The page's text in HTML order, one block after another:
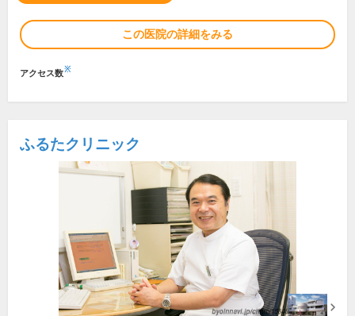
この医院の詳細をみる
アクセス数※
ふるたクリニック